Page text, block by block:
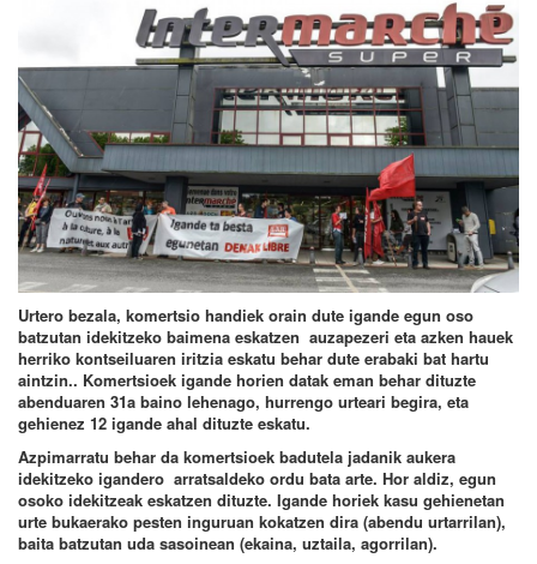
Urtero bezala, komertsio handiek orain dute igande egun oso
batzutan idekitzeko baimena eskatzen auzapezeri eta azken hauek
herriko kontseiluaren iritzia eskatu behar dute erabaki bat hartu
aintzin.. Komertsioek igande horien datak eman behar dituzte
abenduaren 31a baino lehenago, hurrengo urteari begira, eta
gehienez 12 igande ahal dituzte eskatu.
Azpimarratu behar da komertsioek badutela jadanik aukera
idekitzeko igandero arratsaldeko ordu bata arte. Hor aldiz, egun
osoko idekitzeak eskatzen dituzte. Igande horiek kasu gehienetan
urte bukaerako pesten inguruan kokatzen dira (abendu urtarrilan),
baita batzutan uda sasoinean (ekaina, uztaila, agorrilan).